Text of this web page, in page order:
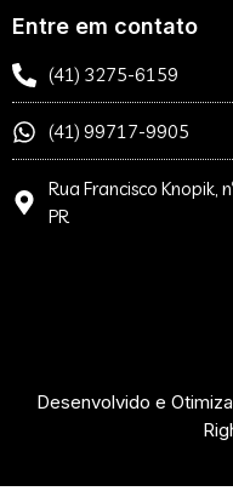
Entre em contato
(41) 3275-6159
(41) 99717-9905
Rua Francisco Knopik,
PR
Desenvolvido e